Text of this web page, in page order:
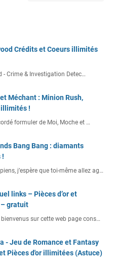
Crédits et Coeurs illimités
- Crime & Investigation Detec…
Méchant : Minion Rush,
illimités !
formuler de Moi, Moche et …
Bang Bang : diamants
!
j’espère que toi-même allez ag…
links – Pièces d’or et
gratuit
sur cette web page cons…
- Jeu de Romance et Fantasy
Pièces d'or illimitées (Astuce)